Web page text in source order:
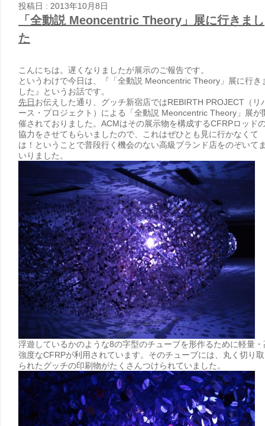
投稿日 : 2013年10月8日
「全動説 Meoncentric Theory」展に行きまし
た
こんにちは。遅くなりましたが展示のご報告です。
というわけで今日は、『「全動説 Meoncentric Theory」展に行き
した』というお話です。
先日お伝えした通り、グッチ新宿店ではREBIRTH PROJECT（リ
ース・プロジェクト）による「全動説 Meoncentric Theory」展が
催されておりました。ACMはその展示物を構成するCFRPロッド
協力をさせてもらいましたので、これはぜひとも見に行かなくて
は！ということで普段行く機会のない高級ブランド店をのぞいて
いりました。
浮遊しているかのような8の字型のチューブを形作るために軽量・
強度なCFRPが利用されています。そのチューブには、丸く切り取
られたグッチの印刷物がたくさんつけられていました。